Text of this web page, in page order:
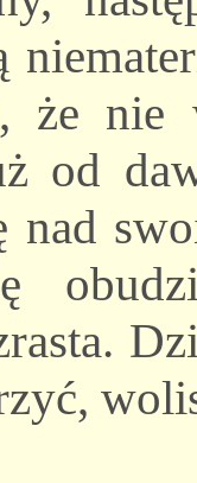
że nie
od
nad